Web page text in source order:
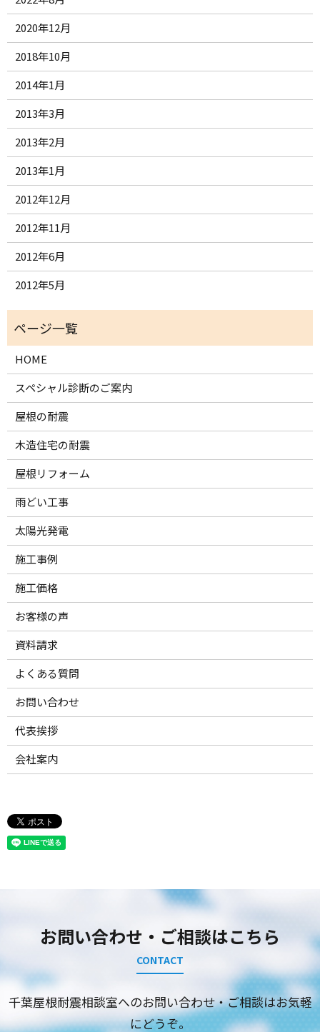
2020年12月
2018年10月
2014年1月
2013年3月
2013年2月
2013年1月
2012年12月
2012年11月
2012年6月
2012年5月
HOME
スペシャル診断のご案内
屋根の耐震
木造住宅の耐震
屋根リフォーム
雨どい工事
太陽光発電
施工事例
施工価格
お客様の声
資料請求
よくある質問
お問い合わせ
代表挨拶
会社案内
お問い合わせ・ご相談はこちら
CONTACT
千葉屋根耐震相談室へのお問い合わせ・ご相談はお気軽
にどうぞ。